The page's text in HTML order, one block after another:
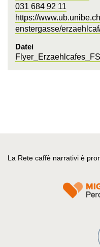
031 684 92 11
https://
enstergasse/
Datei
La Rete caffè narrativi è